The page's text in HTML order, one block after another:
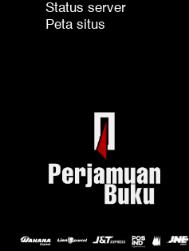
Status server
Peta situs